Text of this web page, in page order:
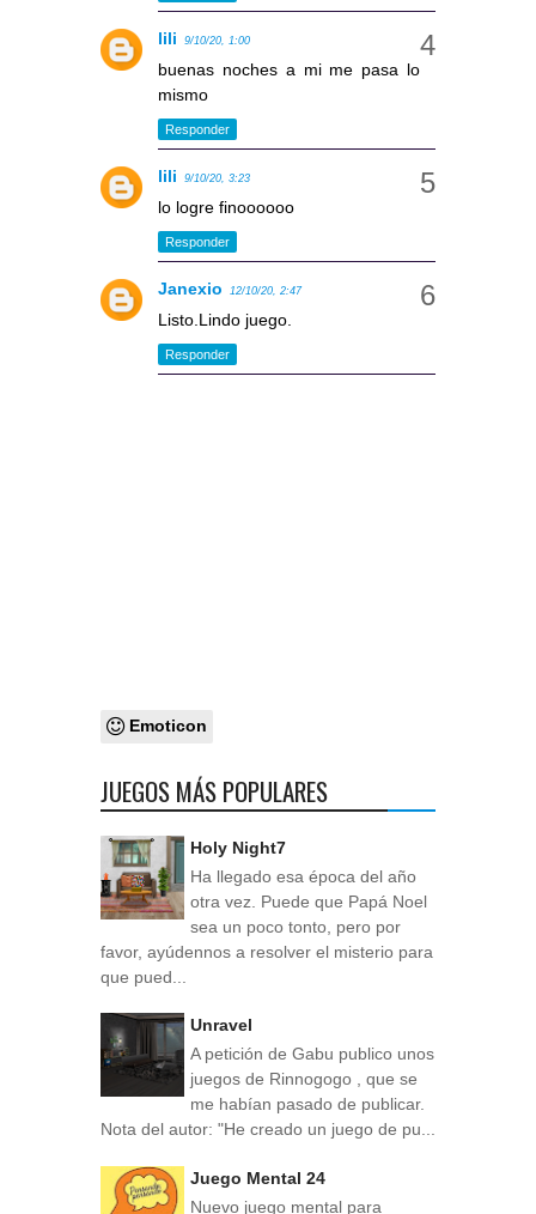
lili 9/10/20, 1:00
buenas noches a mi me pasa lo
mismo
Responder
lili 9/10/20, 3:23
lo logre finoooooo
Responder
Janexio 12/10/20, 2:47
Listo.Lindo juego.
Responder
Emoticon
JUEGOS MÁS POPULARES
Holy Night7
Ha llegado esa época del año
otra vez. Puede que Papá Noel
sea un poco tonto, pero por
favor, ayúdennos a resolver el misterio para
que pued...
Unravel
A petición de Gabu publico unos
juegos de Rinnogogo , que se
me habían pasado de publicar.
Nota del autor: "He creado un juego de pu...
Juego Mental 24
Nuevo juego mental para